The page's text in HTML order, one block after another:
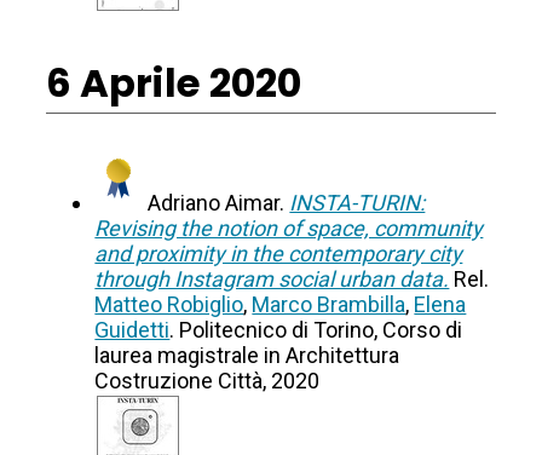
6 Aprile 2020
Adriano Aimar. INSTA-TURIN:
Revising the notion of space, community
and proximity in the contemporary city
through Instagram social urban data. Rel.
Matteo Robiglio, Marco Brambilla, Elena
Guidetti. Politecnico di Torino, Corso di
laurea magistrale in Architettura
Costruzione Città, 2020